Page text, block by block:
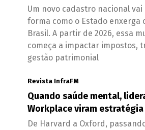
Um novo cadastro nacional
forma como o Estado enxerga
Brasil. A partir de 2026, essa
começa a impactar impostos,
gestão patrimonial
Revista InfraFM
Quando saúde mental,
Workplace viram
De Harvard a Oxford,